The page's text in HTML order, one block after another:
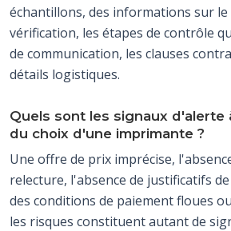
échantillons, des informations sur le
vérification, les étapes de contrôle
de communication, les clauses
détails logistiques.
Quels sont les signaux d'alerte
du choix d'une imprimante ?
Une offre de prix imprécise,
relecture, l'absence de justificatifs
des conditions de paiement floues
les risques constituent autant de